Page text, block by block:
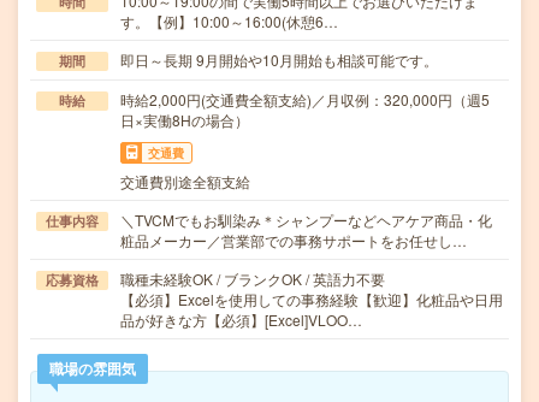
す。【例】10:00～16:00(休憩6…
期間 即日～長期 9月開始や10月開始も相談可能です。
時給
時給2,000円(交通費全額支給)／月収例：320,000円（週5
日×実働8Hの場合）
交通費
交通費別途全額支給
仕事内容
＼TVCMでもお馴染み＊シャンプーなどヘアケア商品・化
粧品メーカー／営業部での事務サポートをお任せし…
応募資格
職種未経験OK / ブランクOK / 英語力不要
【必須】Excelを使用しての事務経験【歓迎】化粧品や日用
品が好きな方【必須】[Excel]VLOO…
職場の雰囲気